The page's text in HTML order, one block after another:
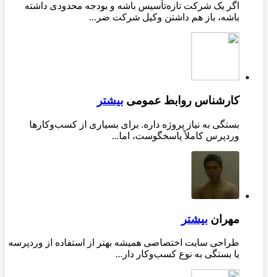
اگر یک شرکت تازه‌تأسیس باشه و بودجه محدودی داشته
باشه، باز هم داشتن وکیل شرکت ضر...
کارشناس روابط عمومی بیشتر
بستگی به نیاز پروژه داره. برای بسیاری از کسب‌وکارها
وردپرس کاملاً پاسخگوست، اما...
مهران بیشتر
طراحی سایت اختصاصی همیشه بهتر از استفاده از وردپرسه
یا بستگی به نوع کسب‌وکار دار...